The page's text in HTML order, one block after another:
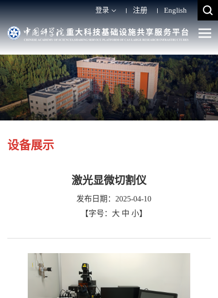
登录 注册 English
设备展示
激光显微切割仪
发布日期：2025-04-10
【字号： 大 中 小】